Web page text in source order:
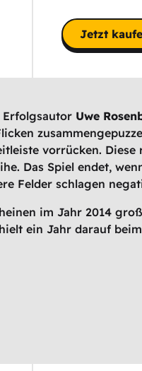
Jetzt
Uwe
vorrücken.
Das Spiel endet,
Felder schlagen
im Jahr 2014
ein Jahr darauf